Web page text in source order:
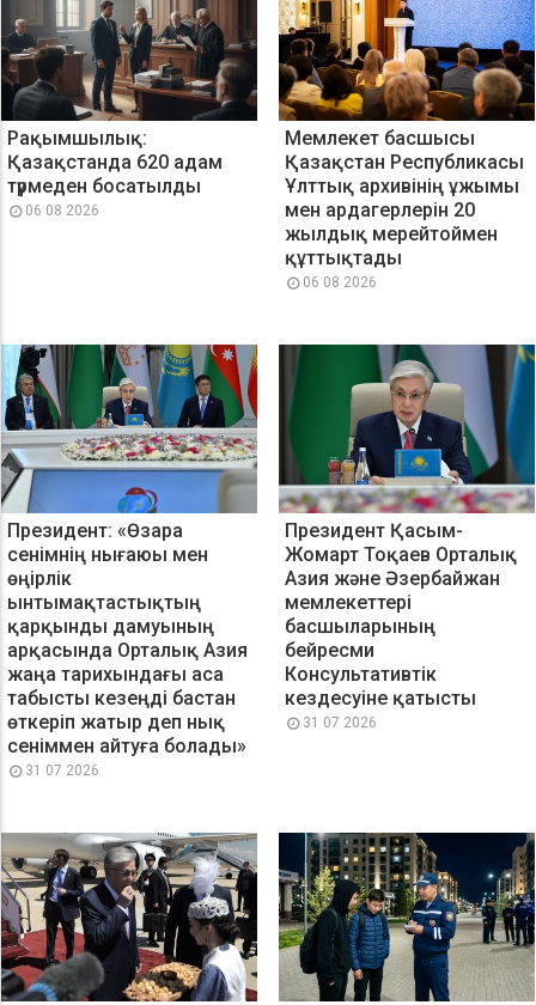
Рақымшылық:
Қазақстанда 620 адам
түрмеден босатылды
06 08 2026
Мемлекет басшысы
Қазақстан Республикасы
Ұлттық архивінің ұжымы
мен ардагерлерін 20
жылдық мерейтоймен
құттықтады
06 08 2026
Президент: «Өзара
сенімнің нығаюы мен
өңірлік
ынтымақтастықтың
қарқынды дамуының
арқасында Орталық Азия
жаңа тарихындағы аса
табысты кезеңді бастан
өткеріп жатыр деп нық
сеніммен айтуға болады»
31 07 2026
Президент Қасым-
Жомарт Тоқаев Орталық
Азия және Әзербайжан
мемлекеттері
басшыларының
бейресми
Консультативтік
кездесуіне қатысты
31 07 2026